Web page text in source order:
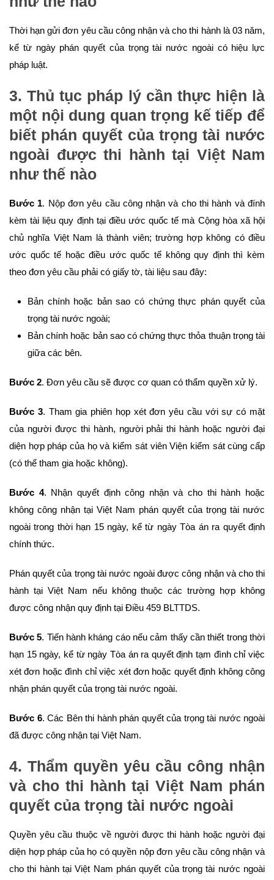
Thời hạn gửi đơn yêu cầu công nhận và cho thi hành là 03 năm,
kể từ ngày phán quyết của trọng tài nước ngoài có hiệu lực
pháp luật.
3. Thủ tục pháp lý cần thực hiện là
một nội dung quan trọng kế tiếp để
biết phán quyết của trọng tài nước
ngoài được thi hành tại Việt Nam
như thế nào
Bước 1. Nộp đơn yêu cầu công nhận và cho thi hành và đính
kèm tài liệu quy định tại điều ước quốc tế mà Cộng hòa xã hội
chủ nghĩa Việt Nam là thành viên; trường hợp không có điều
ước quốc tế hoặc điều ước quốc tế không quy định thì kèm
theo đơn yêu cầu phải có giấy tờ, tài liệu sau đây:
Bản chính hoặc bản sao có chứng thực phán quyết của
trọng tài nước ngoài;
Bản chính hoặc bản sao có chứng thực thỏa thuận trọng tài
giữa các bên.
Bước 2. Đơn yêu cầu sẽ được cơ quan có thẩm quyền xử lý.
Bước 3. Tham gia phiên họp xét đơn yêu cầu với sự có mặt
của người được thi hành, người phải thi hành hoặc người đại
diện hợp pháp của họ và kiểm sát viên Viện kiểm sát cùng cấp
(có thể tham gia hoặc không).
Bước 4. Nhận quyết định công nhận và cho thi hành hoặc
không công nhận tại Việt Nam phán quyết của trọng tài nước
ngoài trong thời hạn 15 ngày, kể từ ngày Tòa án ra quyết định
chính thức.
Phán quyết của trọng tài nước ngoài được công nhận và cho thi
hành tại Việt Nam nếu không thuộc các trường hợp không
được công nhận quy định tại Điều 459 BLTTDS.
Bước 5. Tiến hành kháng cáo nếu cảm thấy cần thiết trong thời
hạn 15 ngày, kể từ ngày Tòa án ra quyết định tạm đình chỉ việc
xét đơn hoặc đình chỉ việc xét đơn hoặc quyết định không công
nhận phán quyết của trọng tài nước ngoài.
Bước 6. Các Bên thi hành phán quyết của trọng tài nước ngoài
đã được công nhận tại Việt Nam.
4. Thẩm quyền yêu cầu công nhận
và cho thi hành tại Việt Nam phán
quyết của trọng tài nước ngoài
Quyền yêu cầu thuộc về người được thi hành hoặc người đại
diện hợp pháp của họ có quyền nộp đơn yêu cầu công nhận và
cho thi hành tại Việt Nam phán quyết của trọng tài nước ngoài